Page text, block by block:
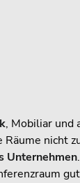
, Mobiliar und
Räume nicht
Unternehmen.
gut